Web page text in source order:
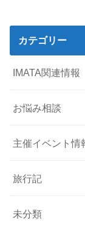
カテゴリー
IMATA関連情報
お悩み相談
主催イベント情
旅行記
未分類